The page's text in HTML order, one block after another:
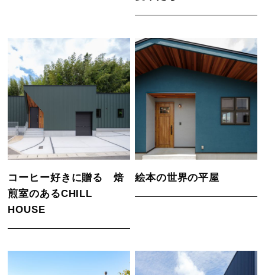
コーヒー好きに贈る 焙
煎室のあるCHILL
HOUSE
絵本の世界の平屋